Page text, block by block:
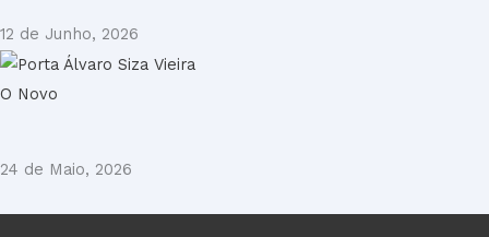
12 de Junho, 2026
O Novo
24 de Maio, 2026